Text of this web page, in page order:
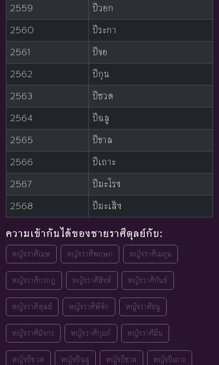
2559
ปีวอก
2560
ปีระกา
2561
ปีจอ
2562
ปีกุน
2563
ปีชวด
2564
ปีฉลู
2565
ปีขาล
2566
ปีเถาะ
2567
ปีมะโรง
2568
ปีมะเส็ง
ความเข้ากันได้ของชายราศีตุลย์กับ:
หญิงราศีเมษ หญิงราศีพฤษภ หญิงราศีเมถุน
หญิงราศีกรกฎ หญิงราศีสิงห์ หญิงราศีกันย์
หญิงราศีตุลย์ หญิงราศีพิจิก หญิงราศีธนู
หญิงราศีมังกร หญิงราศีกุมภ์ หญิงราศีมีน
หญิงปีชวด หญิงปีฉลู หญิงปีขาล หญิงปีเถาะ